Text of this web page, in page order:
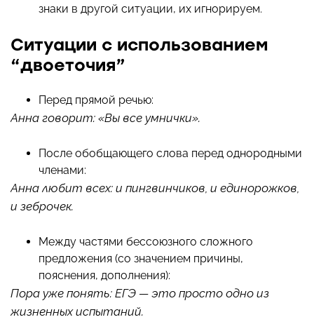
знаки в другой ситуации, их игнорируем.
Ситуации с использованием
“двоеточия”
Перед прямой речью:
Анна говорит: «Вы все умнички».
После обобщающего слова перед однородными
членами:
Анна любит всех: и пингвинчиков, и единорожков,
и зеброчек.
Между частями бессоюзного сложного
предложения (со значением причины,
пояснения, дополнения):
Пора уже понять: ЕГЭ — это просто одно из
жизненных испытаний.